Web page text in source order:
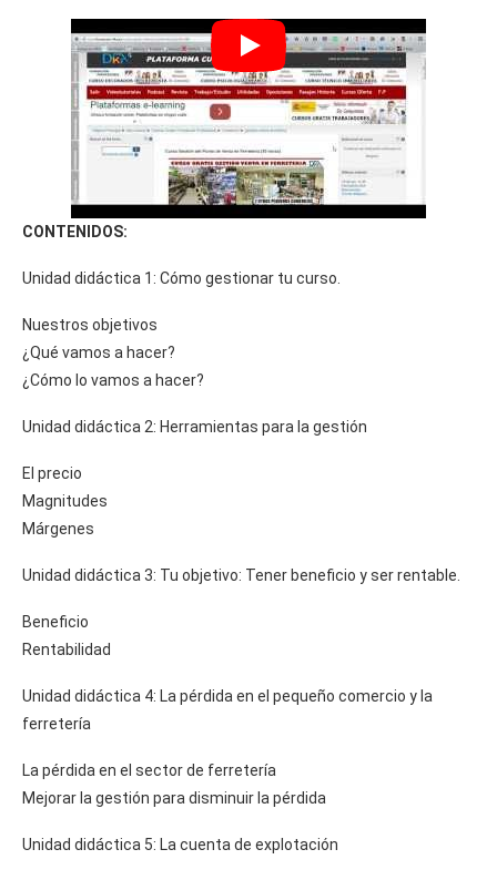
CONTENIDOS:
Unidad didáctica 1: Cómo gestionar tu curso.
Nuestros objetivos
¿Qué vamos a hacer?
¿Cómo lo vamos a hacer?
Unidad didáctica 2: Herramientas para la gestión
El precio
Magnitudes
Márgenes
Unidad didáctica 3: Tu objetivo: Tener beneficio y ser rentable.
Beneficio
Rentabilidad
Unidad didáctica 4: La pérdida en el pequeño comercio y la
ferretería
La pérdida en el sector de ferretería
Mejorar la gestión para disminuir la pérdida
Unidad didáctica 5: La cuenta de explotación